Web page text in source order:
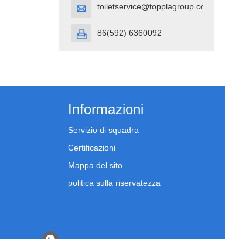
 toiletservice@topplagroup.com
 86(592) 6360092
Informazioni
Servizio di squadra
Certificazioni
Mappa del sito
politica sulla riservatezza